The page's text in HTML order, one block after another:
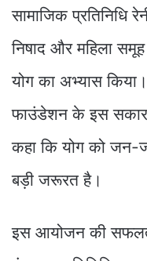
सामाजिक प्रतिनिधि
निषाद और महिला
योग का अभ्यास
फाउंडेशन के इस
कहा कि योग को
बड़ी जरूरत है।
इस आयोजन की